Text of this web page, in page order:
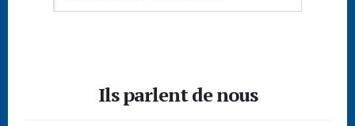
Ils parlent de nous